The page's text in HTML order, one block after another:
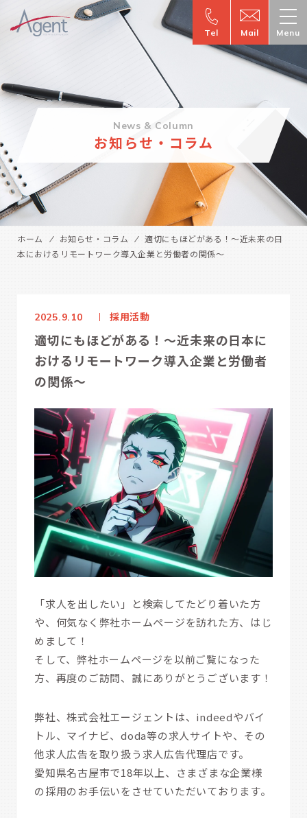
Tel Mail Menu
News & Column
お知らせ・コラム
ホーム お知らせ・コラム
適切にもほどがある！～近未来の日
本におけるリモートワーク導入企業と労働者の関係～
2025.9.10 採用活動
適切にもほどがある！～近未来の日本に
おけるリモートワーク導入企業と労働者
の関係～
「求人を出したい」と検索してたどり着いた方
や、何気なく弊社ホームページを訪れた方、はじ
めまして！
そして、弊社ホームページを以前ご覧になった
方、再度のご訪問、誠にありがとうございます！
弊社、株式会社エージェントは、indeedやバイ
トル、マイナビ、doda等の求人サイトや、その
他求人広告を取り扱う求人広告代理店です。
愛知県名古屋市で18年以上、さまざまな企業様
の採用のお手伝いをさせていただいております。